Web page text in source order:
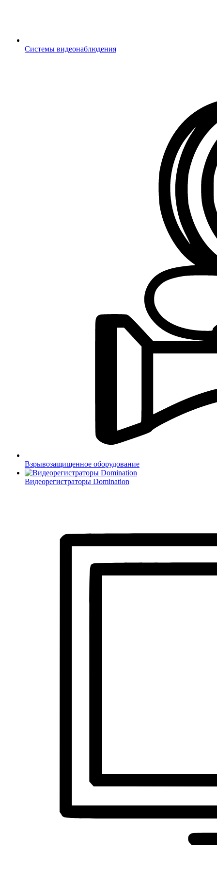
Системы видеонаблюдения
Взрывозащищенное оборудование
Видеорегистраторы Domination